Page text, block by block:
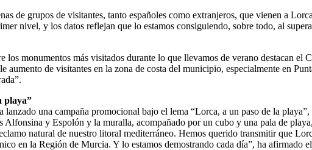
de grupos de visitantes, tanto españoles como extranjeros, que vienen a
nivel, y los datos reflejan que lo estamos consiguiendo, sobre todo, al
los monumentos más visitados durante lo que llevamos de verano destacan
aumento de visitantes en la zona de costa del municipio, especialmente en
playa”
una campaña promocional bajo el lema “Lorca, a un paso de la
y Espolón y la muralla, acompañado por un cubo y una pala de
natural de nuestro litoral mediterráneo. Hemos querido transmitir que
en la Región de Murcia. Y lo estamos demostrando cada día”, ha afirmado